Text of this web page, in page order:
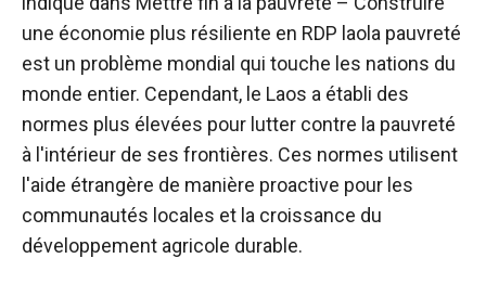
une économie plus résiliente en RDP lao la pauvreté
est un problème mondial qui touche les nations du
monde entier. Cependant, le Laos a établi des
normes plus élevées pour lutter contre la pauvreté
à l'intérieur de ses frontières. Ces normes utilisent
l'aide étrangère de manière proactive pour les
communautés locales et la croissance du
développement agricole durable.